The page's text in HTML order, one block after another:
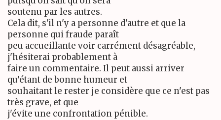
soutenu par les autres.
Cela dit, s'il n'y a personne d'autre et que la
personne qui fraude paraît
peu accueillante voir carrément désagréable,
j'hésiterai probablement à
faire un commentaire. Il peut aussi arriver
qu'étant de bonne humeur et
souhaitant le rester je considère que ce n'est pas
très grave, et que
j'évite une confrontation pénible.